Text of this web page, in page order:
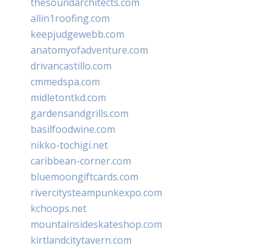
allin1roofing.com
keepjudgewebb.com
anatomyofadventure.com
drivancastillo.com
cmmedspa.com
midletontkd.com
gardensandgrills.com
basilfoodwine.com
nikko-tochigi.net
caribbean-corner.com
bluemoongiftcards.com
rivercitysteampunkexpo.com
kchoops.net
mountainsideskateshop.com
kirtlandcitytavern.com